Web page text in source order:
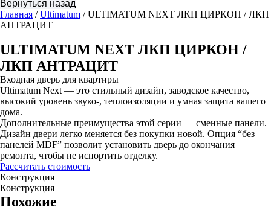
Главная /Ultimatum / ULTIMATUM NEXT ЛКП ЦИРКОН / ЛКП
АНТРАЦИТ
ULTIMATUM NEXT ЛКП ЦИРКОН /
ЛКП АНТРАЦИТ
Входная дверь для квартиры
Ultimatum Next — это стильный дизайн, заводское качество,
высокий уровень звуко-, теплоизоляции и умная защита вашего
дома.
Дополнительные преимущества этой серии — сменные панели.
Дизайн двери легко меняется без покупки новой. Опция “без
панелей MDF” позволит установить дверь до окончания
ремонта, чтобы не испортить отделку.
Рассчитать стоимость
Конструкция
Конструкция
Похожие